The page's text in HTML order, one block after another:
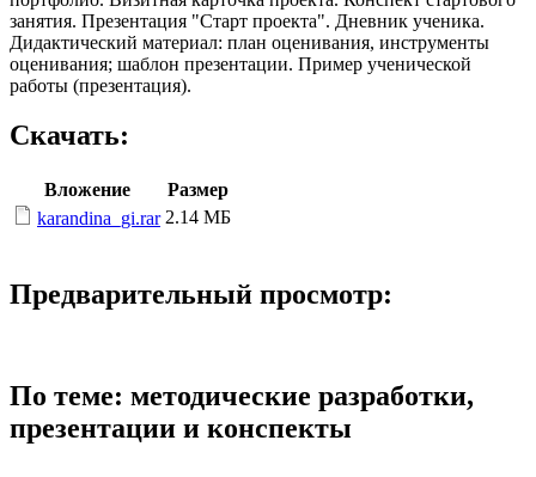
занятия. Презентация "Старт проекта". Дневник ученика.
Дидактический материал: план оценивания, инструменты
оценивания; шаблон презентации. Пример ученической
работы (презентация).
Скачать:
Вложение
Размер
karandina_gi.rar 2.14 МБ
Предварительный просмотр:
По теме: методические разработки,
презентации и конспекты